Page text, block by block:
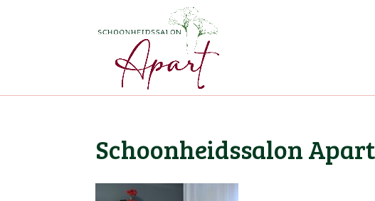
Schoonheidssalon